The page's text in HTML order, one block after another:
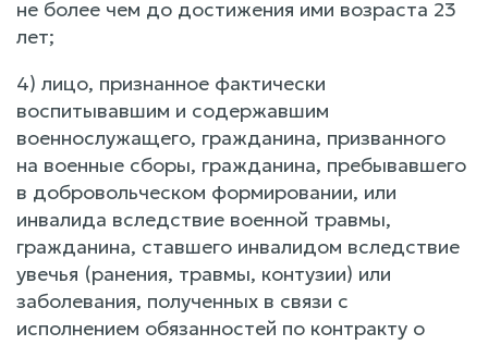
не более чем до достижения ими возраста 23
лет;
4) лицо, признанное фактически
воспитывавшим и содержавшим
военнослужащего, гражданина, призванного
на военные сборы, гражданина, пребывавшего
в добровольческом формировании, или
инвалида вследствие военной травмы,
гражданина, ставшего инвалидом вследствие
увечья (ранения, травмы, контузии) или
заболевания, полученных в связи с
исполнением обязанностей по контракту о